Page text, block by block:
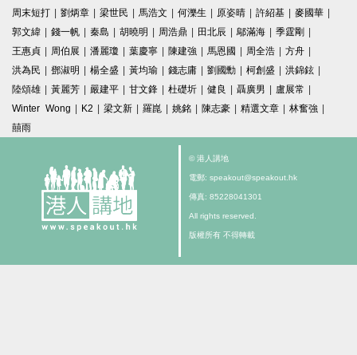
周末短打 | 劉炳章 | 梁世民 | 馬浩文 | 何濼生 | 原姿晴 | 許紹基 | 麥國華 |
郭文緯 | 錢一帆 | 秦島 | 胡曉明 | 周浩鼎 | 田北辰 | 鄔滿海 | 季霆剛 |
王惠貞 | 周伯展 | 潘麗瓊 | 葉慶寧 | 陳建強 | 馬恩國 | 周全浩 | 方舟 |
洪為民 | 鄧淑明 | 楊全盛 | 黃均瑜 | 錢志庸 | 劉國勳 | 柯創盛 | 洪錦鉉 |
陸頌雄 | 黃麗芳 | 嚴建平 | 甘文鋒 | 杜礎圻 | 健良 | 聶廣男 | 盧展常 |
Winter Wong | K2 | 梁文新 | 羅崑 | 姚銘 | 陳志豪 | 精選文章 | 林奮強 |
囍雨
© 港人講地
電郵: speakout@speakout.hk
傳真: 85228041301
All rights reserved.
版權所有 不得轉載